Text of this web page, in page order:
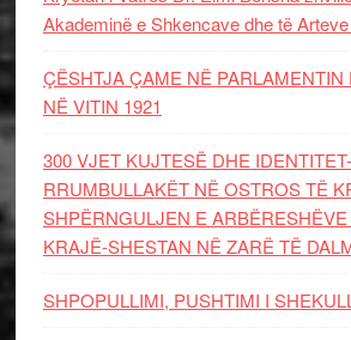
Akademinë e Shkencave dhe të
ÇËSHTJA ÇAME NË
NË VITIN 1921
300 VJET KUJTESË DHE
RRUMBULLAKËT NË OSTROS TË
SHPËRNGULJEN E
KRAJË-SHESTAN NË ZARË TË
SHPOPULLIMI, PUSHTIMI I